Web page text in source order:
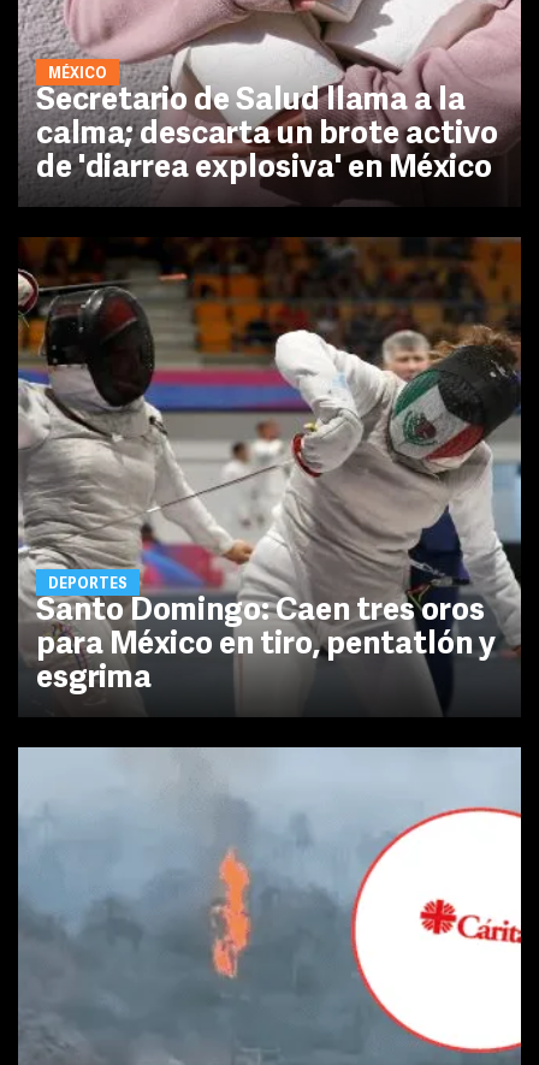
MÉXICO
Secretario de Salud llama a la
calma; descarta un brote activo
de 'diarrea explosiva' en México
DEPORTES
Santo Domingo: Caen tres oros
para México en tiro, pentatlón y
esgrima